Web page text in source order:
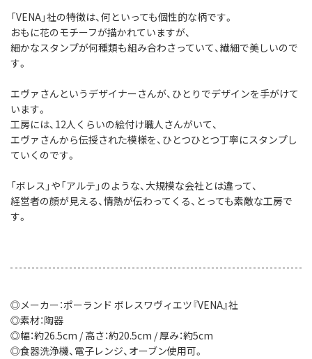
「VENA」社の特徴は、何といっても個性的な柄です。
おもに花のモチーフが描かれていますが、
細かなスタンプが何種類も組み合わさっていて、繊細で美しいので
す。
エヴァさんというデザイナーさんが、ひとりでデザインを手がけて
います。
工房には、12人くらいの絵付け職人さんがいて、
エヴァさんから伝授された模様を、ひとつひとつ丁寧にスタンプし
ていくのです。
「ボレス」や「アルテ」のような、大規模な会社とは違って、
経営者の顔が見える、情熱が伝わってくる、とっても素敵な工房で
す。
◎メーカー：ポーランド ボレスワヴィエツ『VENA』社
◎素材：陶器
◎幅：約26.5cm / 高さ：約20.5cm / 厚み：約5cm
◎食器洗浄機、電子レンジ、オーブン使用可。